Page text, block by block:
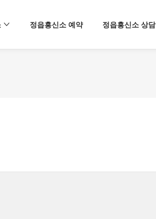
정읍흥신소 예약 정읍흥신소 상담